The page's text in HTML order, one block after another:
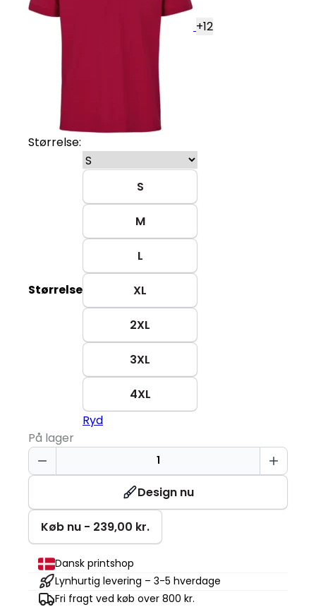
+12
Størrelse:
Størrelse
S
M
L
XL
2XL
3XL
4XL
Ryd
På lager
Økologisk
Poloshirt
Design nu
Køb nu - 239,00 kr.
Dansk printshop
Lynhurtig levering – 3-5 hverdage
Fri fragt ved køb over 800 kr.